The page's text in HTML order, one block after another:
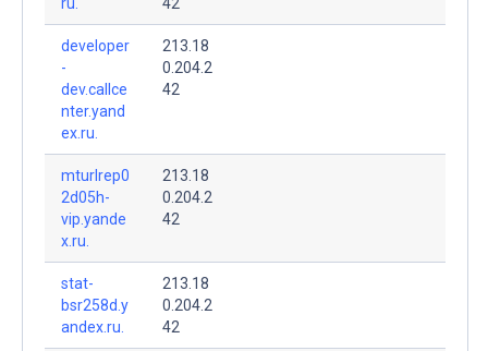
developer
-
dev.callce
nter.yand
ex.ru.
213.18
0.204.2
42
mturlrep0
2d05h-
vip.yande
x.ru.
213.18
0.204.2
42
stat-
bsr258d.y
andex.ru.
213.18
0.204.2
42